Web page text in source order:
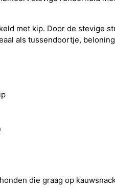
met kip. Door de stevige
als tussendoortje,
die graag op